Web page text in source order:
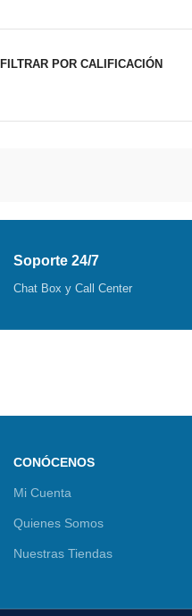
FILTRAR POR CALIFICACIÓN
Soporte 24/7
Chat Box y Call Center
CONÓCENOS
Mi Cuenta
Quienes Somos
Nuestras Tiendas